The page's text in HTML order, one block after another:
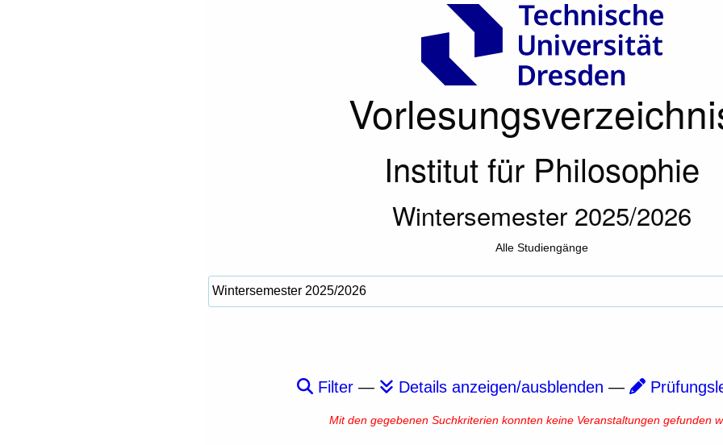
Institut für Philosophie
Wintersemester 2025/2026
Alle Studiengänge
Filter — Details anzeigen/ausblenden —
Mit den gegebenen Suchkriterien konnten keine Veranstaltungen gefunden